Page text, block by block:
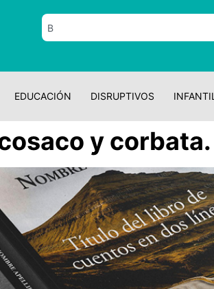
EDUCACIÓN DISRUPTIVOS INFANTIL
y corbata.